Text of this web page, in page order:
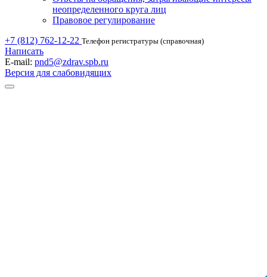
неопределенного круга лиц
Правовое регулирование
+7 (812) 762-12-22 Телефон регистратуры (справочная)
Написать
E-mail: pnd5@zdrav.spb.ru
Версия для слабовидящих